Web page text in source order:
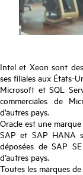
Intel et Xeon sont
ses filiales aux États-
Microsoft et SQL
commerciales de
d’autres pays.
Oracle est une
SAP et SAP HANA
déposées de SAP
d’autres pays.
Toutes les marques